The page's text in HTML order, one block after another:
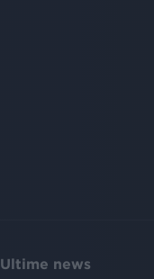
Ultime news